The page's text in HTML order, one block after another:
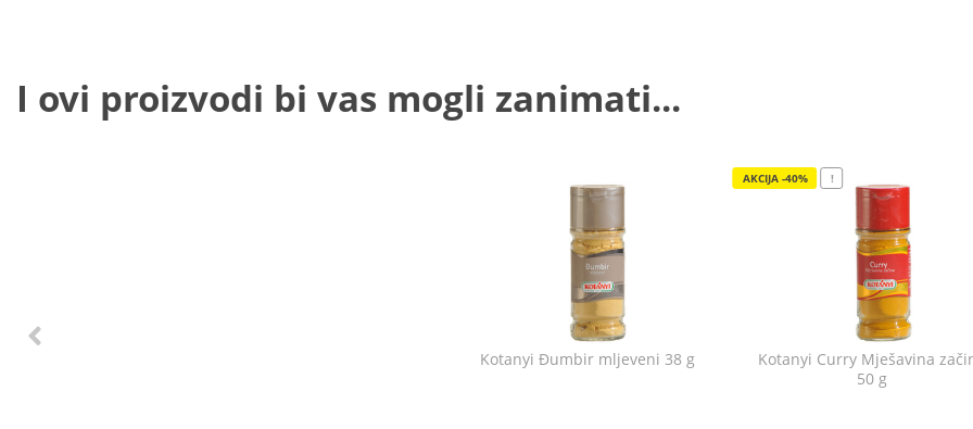
I ovi proizvodi bi vas mogli zanimati...
Kotanyi Đumbir mljeveni 38 g
AKCIJA -40% !
Kotanyi Curry Mješavina
50 g